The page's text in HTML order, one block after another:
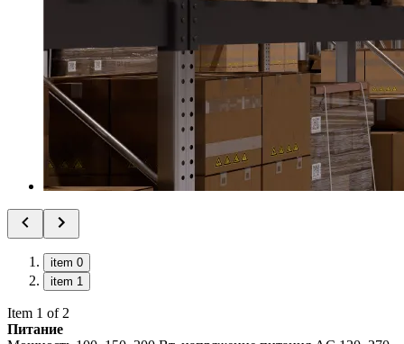
item 0
item 1
Item 1 of 2
Питание